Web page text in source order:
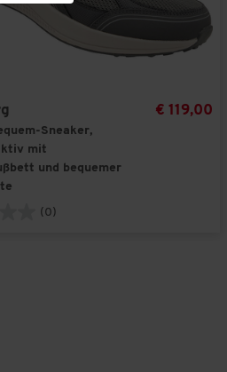
Sneaker,
mit
und bequemer
€ 119,00
(0)